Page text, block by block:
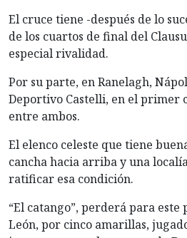
El cruce tiene -después de lo
de los cuartos de final del
especial rivalidad.
Por su parte, en Ranelagh,
Deportivo Castelli, en el primer
entre ambos.
El elenco celeste que tiene
cancha hacia arriba y una
ratificar esa condición.
“El catango”, perderá para este
León, por cinco amarillas,